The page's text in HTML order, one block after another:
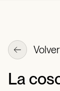
Volver
La